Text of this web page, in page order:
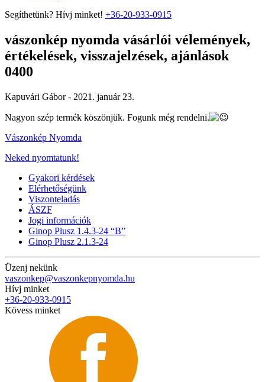
Segíthetünk? Hívj minket! +36-20-933-0915
vászonkép nyomda vásárlói vélemények,
értékelések, visszajelzések, ajánlások
0400
Kapuvári Gábor - 2021. január 23.
Nagyon szép termék köszönjük. Fogunk még rendelni.
Vászonkép Nyomda
Neked nyomtatunk!
Gyakori kérdések
Elérhetőségünk
Viszonteladás
ÁSZF
Jogi információk
Ginop Plusz 1.4.3-24 “B”
Ginop Plusz 2.1.3-24
Üzenj nekünk
vaszonkep@vaszonkepnyomda.hu
Hívj minket
+36-20-933-0915
Kövess minket